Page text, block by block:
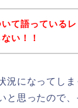
て語っているレ
い！！
況になってし
と思ったので